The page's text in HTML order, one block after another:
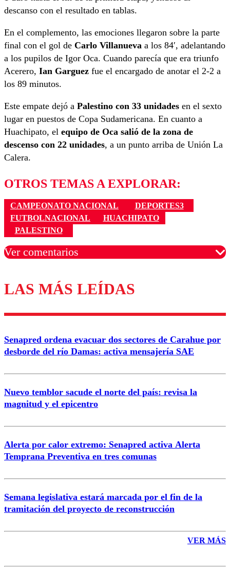
descanso con el resultado en tablas.
En el complemento, las emociones llegaron sobre la parte
final con el gol de Carlo Villanueva a los 84′, adelantando
a los pupilos de Igor Oca. Cuando parecía que era triunfo
Acerero, Ian Garguez fue el encargado de anotar el 2-2 a
los 89 minutos.
Este empate dejó a Palestino con 33 unidades en el sexto
lugar en puestos de Copa Sudamericana. En cuanto a
Huachipato, el equipo de Oca salió de la zona de
descenso con 22 unidades, a un punto arriba de Unión La
Calera.
OTROS TEMAS A EXPLORAR:
CAMPEONATO NACIONAL
DEPORTES3
FUTBOLNACIONAL
HUACHIPATO
PALESTINO
Ver comentarios
Los comentarios son moderados para garantizar un
diálogo respetuoso.
Nombre
Correo
LAS MÁS LEÍDAS
Senapred ordena evacuar dos sectores de Carahue por
desborde del río Damas: activa mensajería SAE
Nuevo temblor sacude el norte del país: revisa la
magnitud y el epicentro
Alerta por calor extremo: Senapred activa Alerta
Temprana Preventiva en tres comunas
Semana legislativa estará marcada por el fin de la
tramitación del proyecto de reconstrucción
VER MÁS